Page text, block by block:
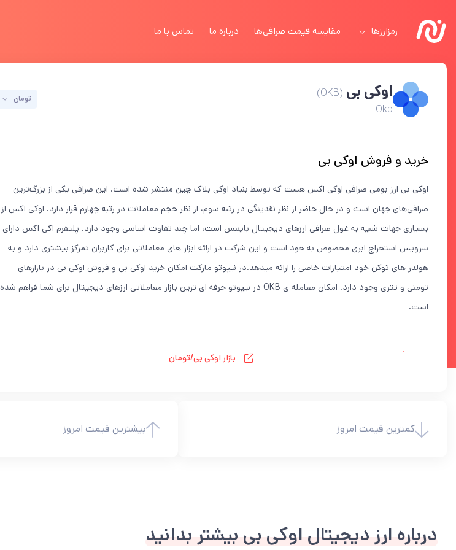
رمزارزها مقایسه قیمت صرافی‌ها درباره ما تماس با ما
اوکی بی (OKB)
Okb
تومان
خرید و فروش اوکی بی
اوکی بی ارز بومی صرافی اوکی اکس هست که توسط بنیاد اوکی بلاک چین منتشر شده است. این صرافی یکی از بزرگ‌ترین
صرافی‌های جهان است و در حال حاضر از نظر نقدینگی در رتبه سوم، از نظر حجم معاملات در رتبه چهارم قرار دارد. اوکی اکس از
بسیاری جهات شبیه به غول صرافی ارزهای دیجیتال بایننس است، اما چند تفاوت اساسی وجود دارد. پلتفرم اکی اکس دارای
سرویس استخراج ابری مخصوص به خود است و این شرکت در ارائه ابزار های معاملاتی برای کاربران تمرکز بیشتری دارد و به
هولدر های توکن خود امتیازات خاصی را ارائه میدهد.در نیپوتو مارکت امکان خرید اوکی بی و فروش اوکی بی در بازارهای
تومنی و تتری وجود دارد. امکان معامله ی OKB در نیپوتو حرفه ای ترین بازار معاملاتی ارزهای دیجیتال برای شما فراهم شده
است.
بازار اوکی بی/تومان
کمترین قیمت امروز بیشترین قیمت امروز
درباره ارز دیجیتال اوکی بی بیشتر بدانید